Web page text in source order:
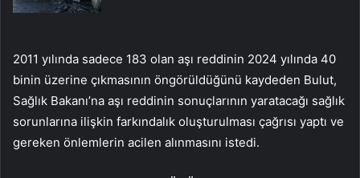
2011 yılında sadece 183 olan aşı reddinin 2024 yılında 40
binin üzerine çıkmasının öngörüldüğünü kaydeden Bulut,
Sağlık Bakanı’na aşı reddinin sonuçlarının yaratacağı sağlık
sorunlarına ilişkin farkındalık oluşturulması çağrısı yaptı ve
gereken önlemlerin acilen alınmasını istedi.